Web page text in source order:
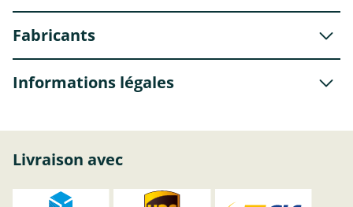
Fabricants
Informations légales
Livraison avec